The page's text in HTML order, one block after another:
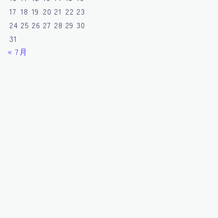
17 18 19 20 21 22 23
24 25 26 27 28 29 30
31
« 7月